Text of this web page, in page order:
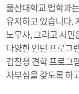
울산대학교 법학과
유지하고 있습니다.
노무사, 그리고 시
다양한 인턴 프로그
검찰청 견학 프로그
자부심을 갖도록 하